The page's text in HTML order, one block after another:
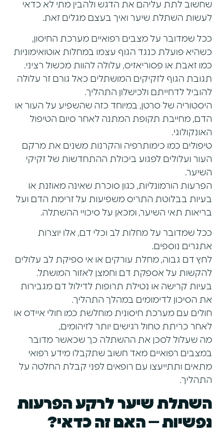
שחשוב לתת עליהם את הדגש ולהבין מתי לא כדאי
לעשות השתלת שיער ואיך בעצם מגלים זאת.
ככל שמדובר על מצבים רפואיים מערכת החיסון,
כשהיא פועלת כנגד הגוף עצמו במחלות אוטואימוניות
כמו זאבת או פסוריאזיס, עלולה להוות מכשול רציני.
תגובת הגוף לזקיקים המושתלים כאל גורם זר עלולה
להוביל לדחייתם ולכישלון התהליך.
היסטוריה של סרטן, במיוחד כזה שהשפיע על העור או
הדם, מחייבת תקופת המתנה לאחר סיום הטיפול
האונקולוגי.
טיפולים כמו כימותרפיה והקרנות משנים את מרקם
העור ועלולים לפגוע ביכולת ההתחדשות של זקיקי
השיער.
הפרעות הורמונליות, כגון סוכרת שאינה מאוזנת או
בעיות בבלוטת התריס משפיעות על זרימת הדם ועל
בריאות תאי השיער, ומכאן על סיכויי ההשתלה.
ככל שמדובר על מחלות לב וכלי דם, אלו יוצרות
אתגרים נוספים.
לחץ דם גבוה, מחלת עורקים או אי ספיקת לב עלולים
להקשות על אספקת דם וחמצן לאזור המושתל.
בעיות קרישה או נטילת תרופות לדילול דם מגבירות
את הסיכון לדימומים במהלך התהליך.
חולים עם מערכת חיסונית מוחלשת כמו חולי איידס או
לאחר כריתת טחול רגישים יותר לזיהומים,
מה שעלול לסכן את ההשתלה כך שכאשר מדובר
במצבים רפואיים מאד חשוב שתקבלו מידע רפואי
מתאים ותתייעצו עם רופאים לפני קבלת החלטה על
התהליך.
השתלת שיער לרקע הפרעות
נפשיות – האם זה כדאי?